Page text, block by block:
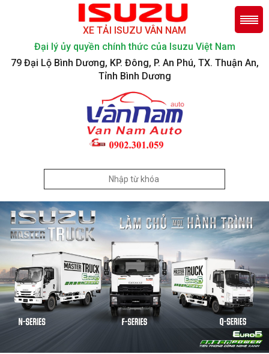
XE TẢI ISUZU VÂN NAM
Đại lý ủy quyền chính thức của Isuzu Việt Nam
79 Đại Lộ Bình Dương, KP. Đông, P. An Phú, TX. Thuận An,
Tỉnh Bình Dương